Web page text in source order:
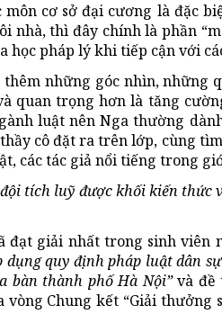
cơ sở đại cương là đặc
nhà, thì đây chính là phần
học pháp lý khi tiếp cận với
những góc nhìn, những
quan trọng hơn là tăng
luật nên Nga thường
cô đặt ra trên lớp, cùng
các tác giả nổi tiếng trong
tích luỹ được khối kiến thức
đạt giải nhất trong sinh viên
dụng quy định pháp luật dân
bàn thành phố Hà Nội”và đề
Chung kết “Giải thưởng